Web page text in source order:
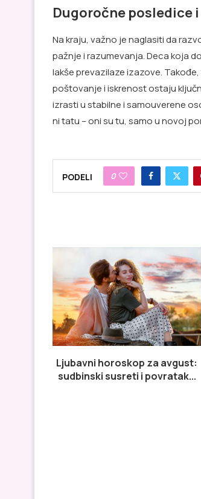
Dugoročne posledice
Na kraju, važno je naglasiti da
pažnje i razumevanja. Deca koja
lakše prevazilaze izazove.
poštovanje i iskrenost ostaju
izrasti u stabilne i samouverene
ni tatu – oni su tu, samo u novoj
PODELI 0
Ljubavni horoskop za avgust:
sudbinski susreti i povratak...